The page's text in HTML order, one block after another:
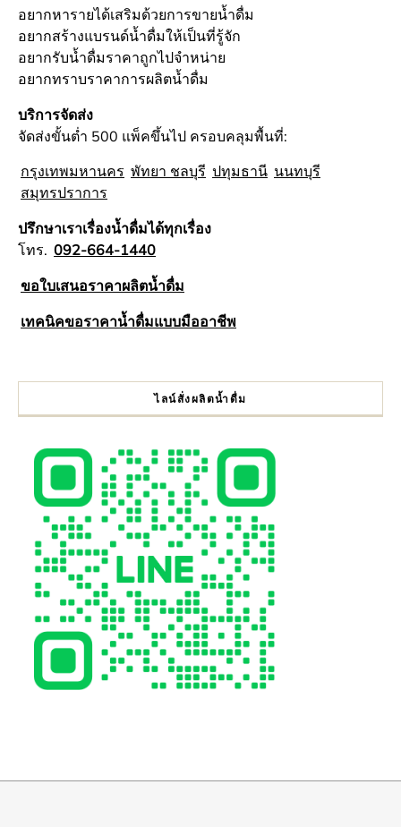
อยากหารายได้เสริมด้วยการขายน้ำดื่ม
อยากสร้างแบรนด์น้ำดื่มให้เป็นที่รู้จัก
อยากรับน้ำดื่มราคาถูกไปจำหน่าย
อยากทราบราคาการผลิตน้ำดื่ม
บริการจัดส่ง
จัดส่งขั้นต่ำ 500 แพ็คขึ้นไป ครอบคลุมพื้นที่:
กรุงเทพมหานคร พัทยา ชลบุรี ปทุมธานี นนทบุรี
สมุทรปราการ
ปรึกษาเราเรื่องน้ำดื่มได้ทุกเรื่อง
โทร. 092-664-1440
ขอใบเสนอราคาผลิตน้ำดื่ม
เทคนิคขอราคาน้ำดื่มแบบมืออาชีพ
ไลน์สั่งผลิตน้ำดื่ม